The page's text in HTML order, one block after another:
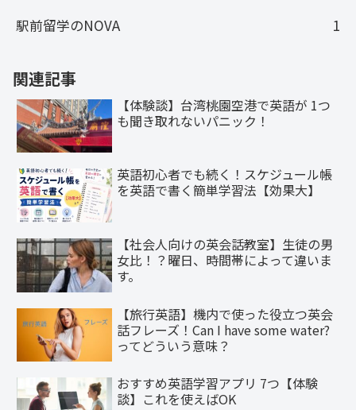
駅前留学のNOVA
1
関連記事
【体験談】台湾桃園空港で英語が 1つ
も聞き取れないパニック！
英語初心者でも続く！スケジュール帳
を英語で書く簡単学習法【効果大】
【社会人向けの英会話教室】生徒の男
女比！？曜日、時間帯によって違いま
す。
【旅行英語】機内で使った役立つ英会
話フレーズ！Can I have some water?
ってどういう意味？
おすすめ英語学習アプリ 7つ【体験
談】これを使えばOK